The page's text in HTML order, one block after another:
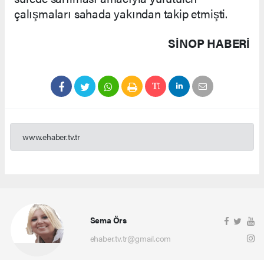
çalışmaları sahada yakından takip etmişti.
SINOP HABERİ
www.ehaber.tv.tr
Sema Örs
ehaber.tv.tr@gmail.com